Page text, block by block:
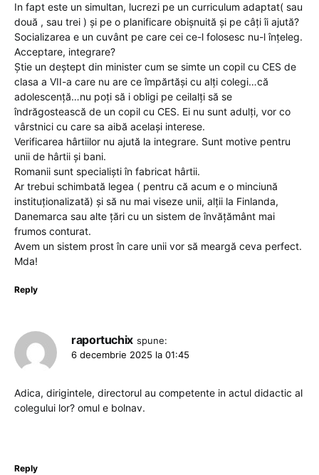
In fapt este un simultan, lucrezi pe un curriculum adaptat( sau
două , sau trei ) și pe o planificare obișnuită și pe câți îi ajută?
Socializarea e un cuvânt pe care cei ce-l folosesc nu-l înțeleg.
Acceptare, integrare?
Știe un deștept din minister cum se simte un copil cu CES de
clasa a VII-a care nu are ce împărtăși cu alți colegi…că
adolescență…nu poți să i obligi pe ceilalți să se
îndrăgostească de un copil cu CES. Ei nu sunt adulți, vor co
vârstnici cu care sa aibă același interese.
Verificarea hârtiilor nu ajută la integrare. Sunt motive pentru
unii de hârtii și bani.
Romanii sunt specialiști în fabricat hârtii.
Ar trebui schimbată legea ( pentru că acum e o minciună
instituționalizată) și să nu mai viseze unii, alții la Finlanda,
Danemarca sau alte țări cu un sistem de învățământ mai
frumos conturat.
Avem un sistem prost în care unii vor să meargă ceva perfect.
Mda!
Reply
raportuchix spune:
6 decembrie 2025 la 01:45
Adica, dirigintele, directorul au competente in actul didactic al
colegului lor? omul e bolnav.
Reply